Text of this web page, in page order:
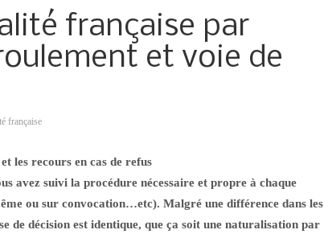
française par
et voie de
française
les recours en cas de refus
avez suivi la procédure nécessaire et propre à chaque
ou sur convocation…etc). Malgré une différence dans les
de décision est identique, que ça soit une naturalisation par